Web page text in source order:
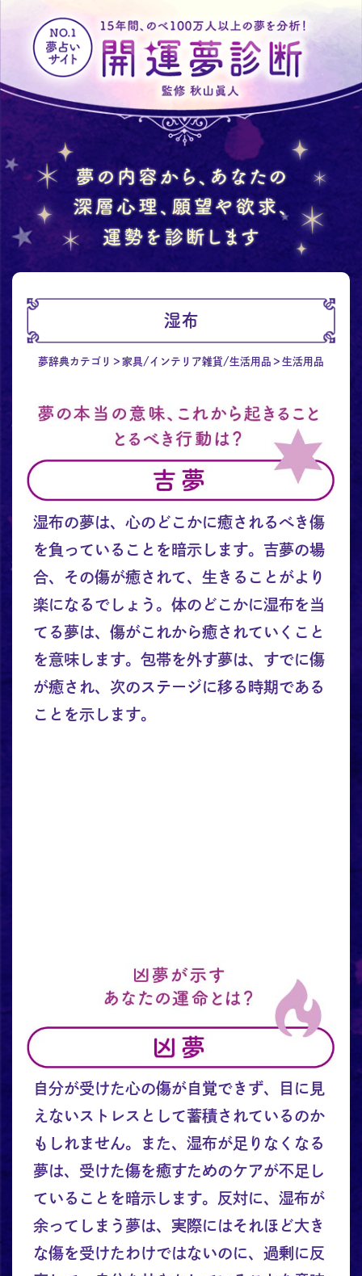
湿布
夢辞典カテゴリ 家具/インテリア雑貨/生活用品 生活用品
湿布の夢は、心のどこかに癒されるべき傷
を負っていることを暗示します。吉夢の場
合、その傷が癒されて、生きることがより
楽になるでしょう。体のどこかに湿布を当
てる夢は、傷がこれから癒されていくこと
を意味します。包帯を外す夢は、すでに傷
が癒され、次のステージに移る時期である
ことを示します。
自分が受けた心の傷が自覚できず、目に見
えないストレスとして蓄積されているのか
もしれません。また、湿布が足りなくなる
夢は、受けた傷を癒すためのケアが不足し
ていることを暗示します。反対に、湿布が
余ってしまう夢は、実際にはそれほど大き
な傷を受けたわけではないのに、過剰に反